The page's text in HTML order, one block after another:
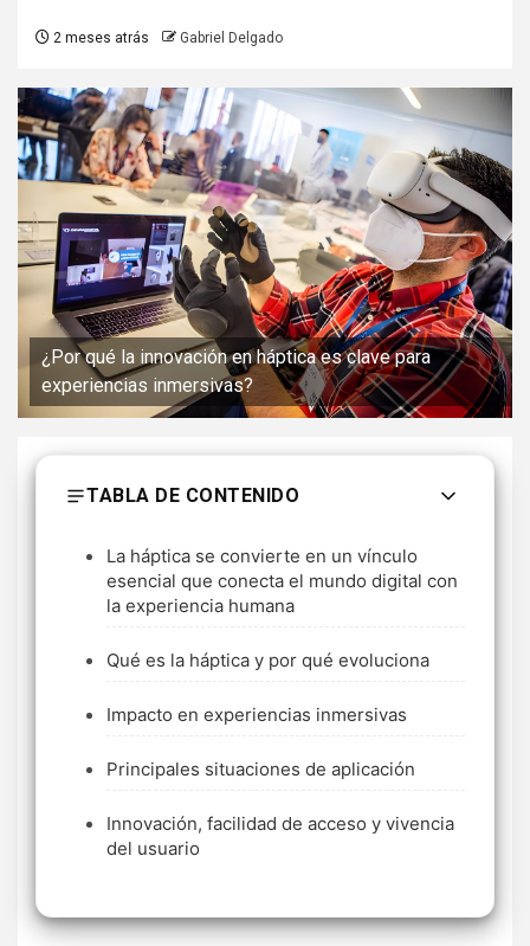
2 meses atrás Gabriel Delgado
¿Por qué la innovación en háptica es clave para
experiencias inmersivas?
TABLA DE CONTENIDO
La háptica se convierte en un vínculo
esencial que conecta el mundo digital con
la experiencia humana
Qué es la háptica y por qué evoluciona
Impacto en experiencias inmersivas
Principales situaciones de aplicación
Innovación, facilidad de acceso y vivencia
del usuario